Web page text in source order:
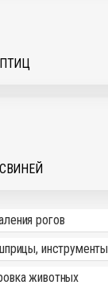
рогов
инструменты
животных